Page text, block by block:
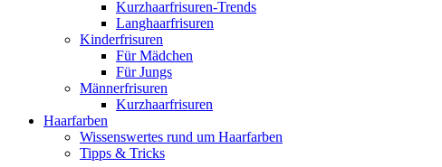
Kurzhaarfrisuren-Trends
Langhaarfrisuren
Kinderfrisuren
Für Mädchen
Für Jungs
Männerfrisuren
Kurzhaarfrisuren
Haarfarben
Wissenswertes rund um Haarfarben
Tipps & Tricks